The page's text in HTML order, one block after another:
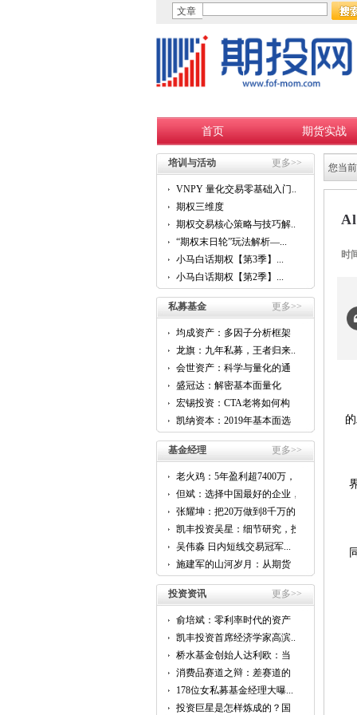
文章
首页 期货实战
培训与活动 更多>>
VNPY 量化交易零基础入门...
期权三维度
期权交易核心策略与技巧解...
“期权末日轮”玩法解析—...
小马白话期权【第3季】...
小马白话期权【第2季】...
私募基金 更多>>
均成资产：多因子分析框架
的...
龙旗：九年私募，王者归来...
会世资产：科学与量化的通
用...
盛冠达：解密基本面量化
CTA...
宏锡投资：CTA老将如何构
建...
凯纳资本：2019年基本面选
股...
基金经理
更多>>
老火鸡：5年盈利超7400万，
他...
但斌：选择中国最好的企业，
跟...
张耀坤：把20万做到8千万的...
凯丰投资吴星：细节研究，投
资...
吴伟淼 日内短线交易冠军...
施建军的山河岁月：从期货
到...
投资资讯
更多>>
俞培斌：零利率时代的资产
配...
凯丰投资首席经济学家高滨...
桥水基金创始人达利欧：当
前...
消费品赛道之辩：差赛道的
好...
178位女私募基金经理大曝...
投资巨星是怎样炼成的？国
您当
时